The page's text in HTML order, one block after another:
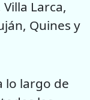
Larca,
Quines y
lo largo de